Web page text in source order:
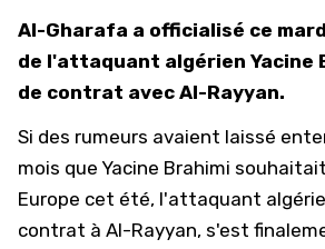
Al-Gharafa a officialisé ce
de l'attaquant algérien Yacine
de contrat avec Al-Rayyan.
Si des rumeurs avaient laissé
mois que Yacine Brahimi
Europe cet été, l'attaquant
contrat à Al-Rayyan, s'est